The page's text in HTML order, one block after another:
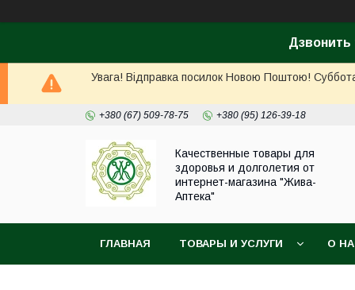
Дзвонить
Увага! Відправка посилок Новою Поштою!
+380 (67) 509-78-75 +380 (95) 126-39-18
Качественные товары для
здоровья и долголетия от
интернет-магазина "Жива-
Аптека"
ГЛАВНАЯ ТОВАРЫ И УСЛУГИ О